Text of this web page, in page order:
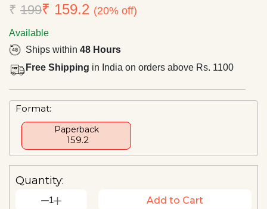
₹ 199₹ 159.2 (20% off)
Available
Ships within 48 Hours
Free Shipping in India on orders above Rs. 1100
Format:
Paperback
₹ 159.2
Quantity:
1 Add to Cart